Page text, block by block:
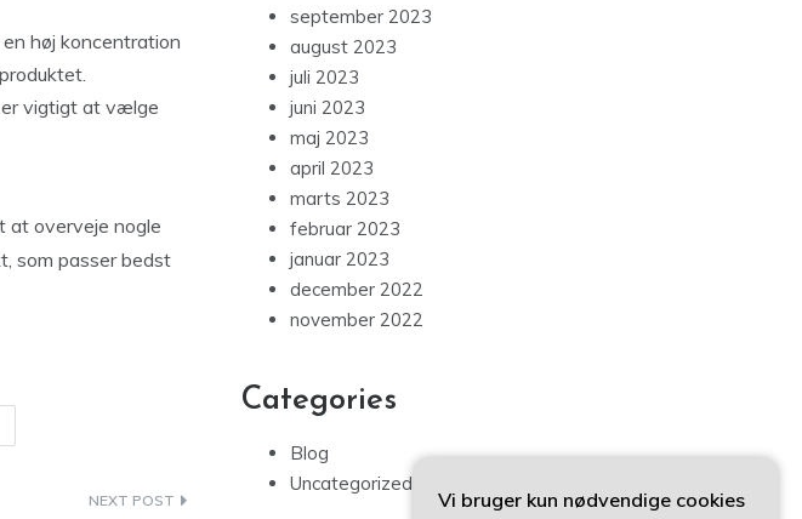
høj koncentration
er vigtigt at vælge
at overveje nogle
som passer bedst
september 2023
august 2023
juli 2023
juni 2023
maj 2023
april 2023
marts 2023
februar 2023
januar 2023
december 2022
november 2022
Categories
Blog
Uncategorized
Vi bruger kun nødvendige cookies